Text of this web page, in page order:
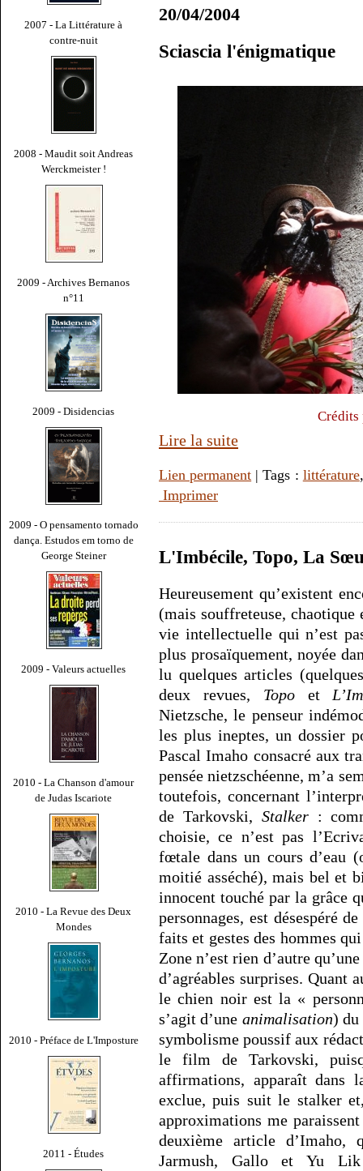
2007 - La Littérature à
contre-nuit
2008 - Maudit soit Andreas
Werckmeister !
2009 - Archives Bernanos
n°11
2009 - Disidencias
2009 - O pensamento tornado
dança. Estudos em torno de
George Steiner
2009 - Valeurs actuelles
2010 - La Chanson d'amour
de Judas Iscariote
2010 - La Revue des Deux
Mondes
2010 - Préface de L'Imposture
2011 - Études
20/04/2004
Sciascia l'énigmatique
Crédits
Lire la suite
Lien permanent | Tags : littérature
Imprimer
L'Imbécile, Topo, La
Heureusement qu’existent
(mais souffreteuse,
vie intellectuelle qui n’est
plus prosaïquement, noyée
lu quelques articles
deux revues, Topoet
Nietzsche, le penseur
les plus ineptes, un dossier
Pascal Imaho consacré aux
pensée nietzschéenne, m’a
toutefois, concernant
de Tarkovski, Stalker:
choisie, ce n’est pas
fœtale dans un cours d’eau
moitié asséché), mais bel et
innocent touché par la grâce
personnages, est désespéré
faits et gestes des hommes
Zone n’est rien d’autre
d’agréables surprises. Quant
le chien noir est la «
s’agit d’une animalisation) du
symbolisme poussif aux
le film de Tarkovski,
affirmations, apparaît dans
exclue, puis suit le stalker
approximations me
deuxième article
Jarmush, Gallo et Yu